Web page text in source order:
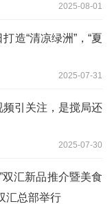
2025-08-01
造“清凉绿洲”，“夏
2025-07-31
引关注，是搅局还
2025-07-30
双汇新品推介暨美食
汇总部举行